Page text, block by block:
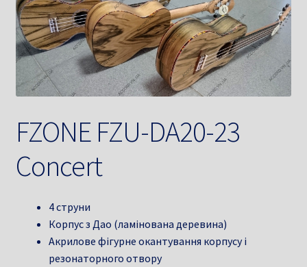
FZONE FZU-DA20-23
Concert
4 струни
Корпус з Дао (ламінована деревина)
Акрилове фігурне окантування корпусу і
резонаторного отвору